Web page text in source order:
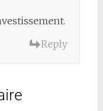
Reply